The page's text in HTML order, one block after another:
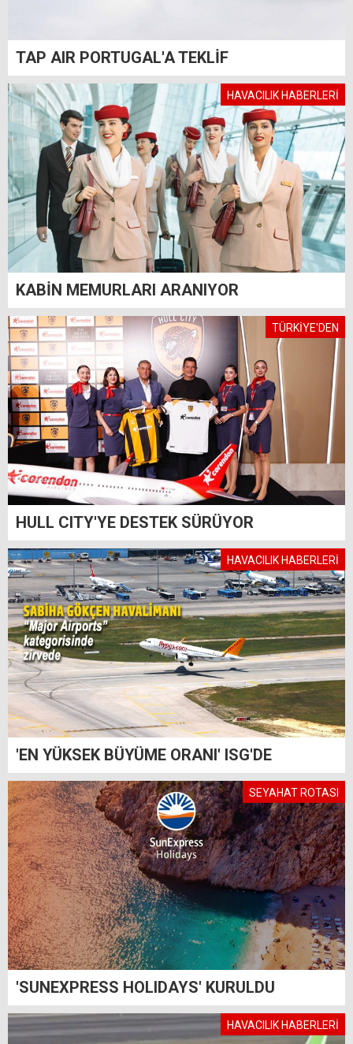
TAP AIR PORTUGAL'A TEKLİF
HAVACILIK HABERLERİ
KABİN MEMURLARI ARANIYOR
TÜRKİYE'DEN
HULL CITY'YE DESTEK SÜRÜYOR
HAVACILIK HABERLERİ
'EN YÜKSEK BÜYÜME ORANI' ISG'DE
SEYAHAT ROTASI
'SUNEXPRESS HOLIDAYS' KURULDU
HAVACILIK HABERLERİ